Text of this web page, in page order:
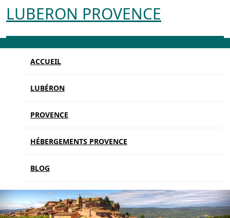
LUBERON PROVENCE
ACCUEIL
LUBÉRON
PROVENCE
HÉBERGEMENTS PROVENCE
BLOG